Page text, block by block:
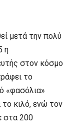
μετά την πολύ
η
στον κόσμο
το
«φασόλια»
το κιλό, ενώ τον
στα 200